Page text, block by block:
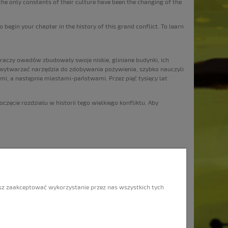
only constants of their culture have been the changing of the
begin your chapter in the history of this grand conflict. To learn
owadów zbudowały swoje niskie, gliniane budynki, ich
narzędzia do zdobywania pożywienia, szybko nauczyli
a następnie miastami-państwami. Przez pięć tysięcy lat
rozdziału w historii tego wielkiego konfliktu. Aby
Co jest GRAne ?
zaakceptować wykorzystanie przez nas wszystkich tych